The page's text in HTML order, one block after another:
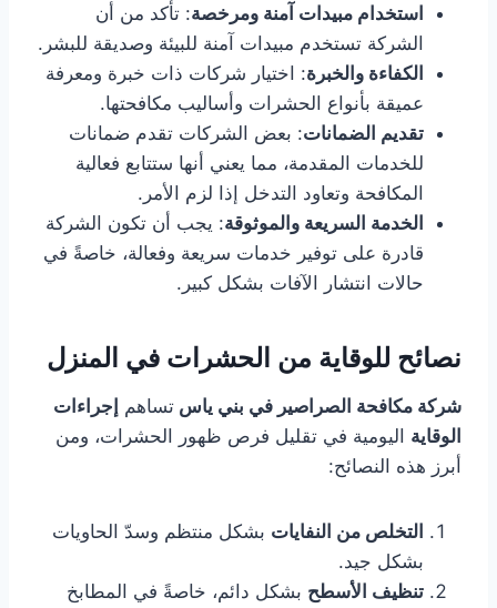
استخدام مبيدات آمنة ومرخصة: تأكد من أن
الشركة تستخدم مبيدات آمنة للبيئة وصديقة للبشر.
الكفاءة والخبرة: اختيار شركات ذات خبرة ومعرفة
عميقة بأنواع الحشرات وأساليب مكافحتها.
تقديم الضمانات: بعض الشركات تقدم ضمانات
للخدمات المقدمة، مما يعني أنها ستتابع فعالية
المكافحة وتعاود التدخل إذا لزم الأمر.
الخدمة السريعة والموثوقة: يجب أن تكون الشركة
قادرة على توفير خدمات سريعة وفعالة، خاصةً في
حالات انتشار الآفات بشكل كبير.
نصائح للوقاية من الحشرات في المنزل
شركة مكافحة الصراصير في بني ياس تساهم إجراءات
الوقاية اليومية في تقليل فرص ظهور الحشرات، ومن
أبرز هذه النصائح:
التخلص من النفايات بشكل منتظم وسدّ الحاويات
بشكل جيد.
تنظيف الأسطح بشكل دائم، خاصةً في المطابخ